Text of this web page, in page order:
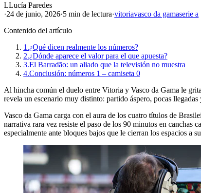
LLucía Paredes
·24 de junio, 2026·5 min de lectura·vitoriavasco da gamaserie a
Contenido del artículo
1.¿Qué dicen realmente los números?
2.¿Dónde aparece el valor para el que apuesta?
3.El Barradão: un aliado que la televisión no muestra
4.Conclusión: números 1 – camiseta 0
Al hincha común el duelo entre Vitoria y Vasco da Gama le
revela un escenario muy distinto: partido áspero, pocas
Vasco da Gama carga con el aura de los cuatro títulos de
narrativa rara vez resiste el paso de los 90 minutos en canchas
especialmente ante bloques bajos que le cierran los espacios a